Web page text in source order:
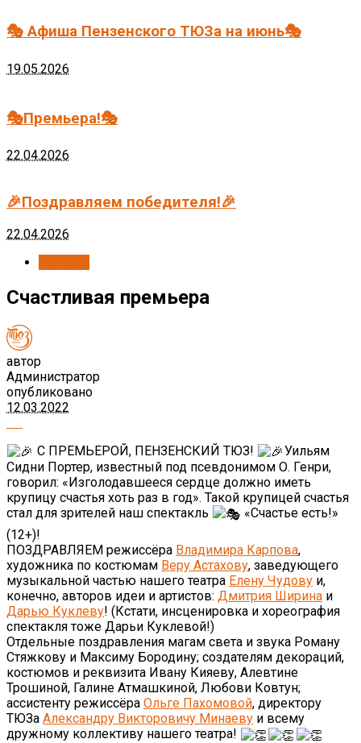
🎭 Афиша Пензенского ТЮЗа на июнь🎭
19.05.2026
🎭Премьера!🎭
22.04.2026
🎉Поздравляем победителя!🎉
22.04.2026
Счастливая премьера
автор
Администратор
опубликовано
12.03.2022
С ПРЕМЬЕРОЙ, ПЕНЗЕНСКИЙ ТЮЗ!
Уильям
Сидни Портер, известный под псевдонимом О. Генри,
говорил: «Изголодавшееся сердце должно иметь
крупицу счастья хоть раз в год». Такой крупицей счастья
стал для зрителей наш спектакль
«Счастье есть!»
(12+)!
ПОЗДРАВЛЯЕМ режиссёра Владимира Карпова,
художника по костюмам Веру Астахову, заведующего
музыкальной частью нашего театра Елену Чудову и,
конечно, авторов идеи и артистов: Дмитрия Ширина и
Дарью Куклеву! (Кстати, инсценировка и хореография
спектакля тоже Дарьи Куклевой!)
Отдельные поздравления магам света и звука Роману
Стяжкову и Максиму Бородину; создателям декораций,
костюмов и реквизита Ивану Кияеву, Алевтине
Трошиной, Галине Атмашкиной, Любови Ковтун;
ассистенту режиссёра Ольге Пахомовой, директору
ТЮЗа Александру Викторовичу Минаеву и всему
дружному коллективу нашего театра!